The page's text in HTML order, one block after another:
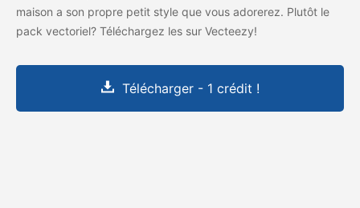
maison a son propre petit style que vous adorerez. Plutôt le
pack vectoriel? Téléchargez les sur Vecteezy!
Télécharger - 1 crédit !